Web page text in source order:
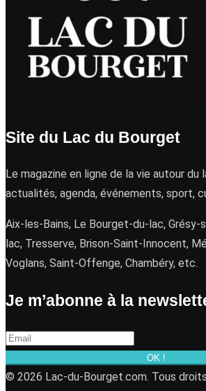
Site du Lac du Bourget
Le magazine en ligne de la vie autour du
actualités, agenda, événements, sport,
Aix-les-Bains, Le Bourget-du-lac, Grésy-
lac, Tresserve, Brison-Saint-Innocent,
Voglans, Saint-Offenge, Chambéry, etc.
Je m’abonne à la
OK !
© 2026 Lac-du-Bourget.com. Tous